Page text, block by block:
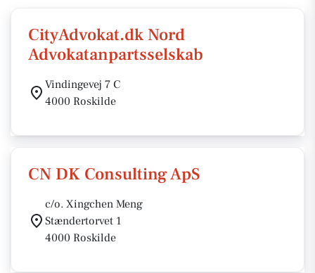
CityAdvokat.dk Nord
Advokatanpartsselskab
Vindingevej 7 C
4000 Roskilde
CN DK Consulting ApS
c/o. Xingchen Meng
Stændertorvet 1
4000 Roskilde